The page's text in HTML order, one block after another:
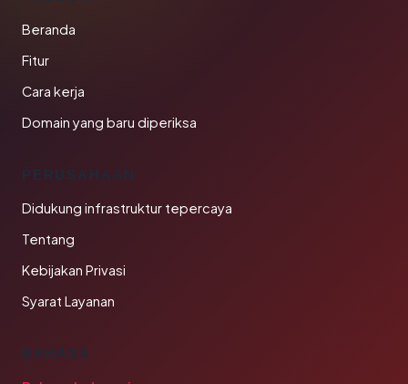
Beranda
Fitur
Cara kerja
Domain yang baru diperiksa
PERUSAHAAN
Didukung infrastruktur tepercaya
Tentang
Kebijakan Privasi
Syarat Layanan
BAHASA